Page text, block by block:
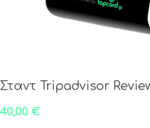
Σταντ Tripadvisor
40,00 €